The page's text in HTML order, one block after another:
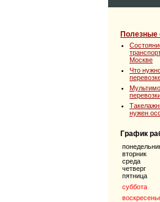
Полезные
Москве
Что
нужен
График
вторник
среда
четверг
пятница
суббота